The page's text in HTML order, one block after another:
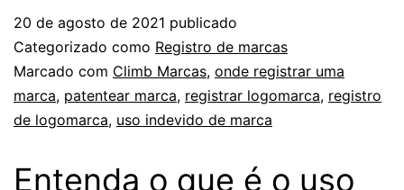
20 de agosto de 2021 publicado
Categorizado como Registro de marcas
Marcado com Climb Marcas, onde registrar uma
marca, patentear marca, registrar logomarca, registro
de logomarca, uso indevido de marca
Entenda o que é o uso